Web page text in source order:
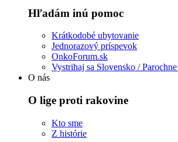
Hľadám inú pomoc
Krátkodobé ubytovanie
Jednorazový príspevok
OnkoForum.sk
Vystrihaj sa Slovensko /
O nás
O lige proti rakovine
Kto sme
Z histórie